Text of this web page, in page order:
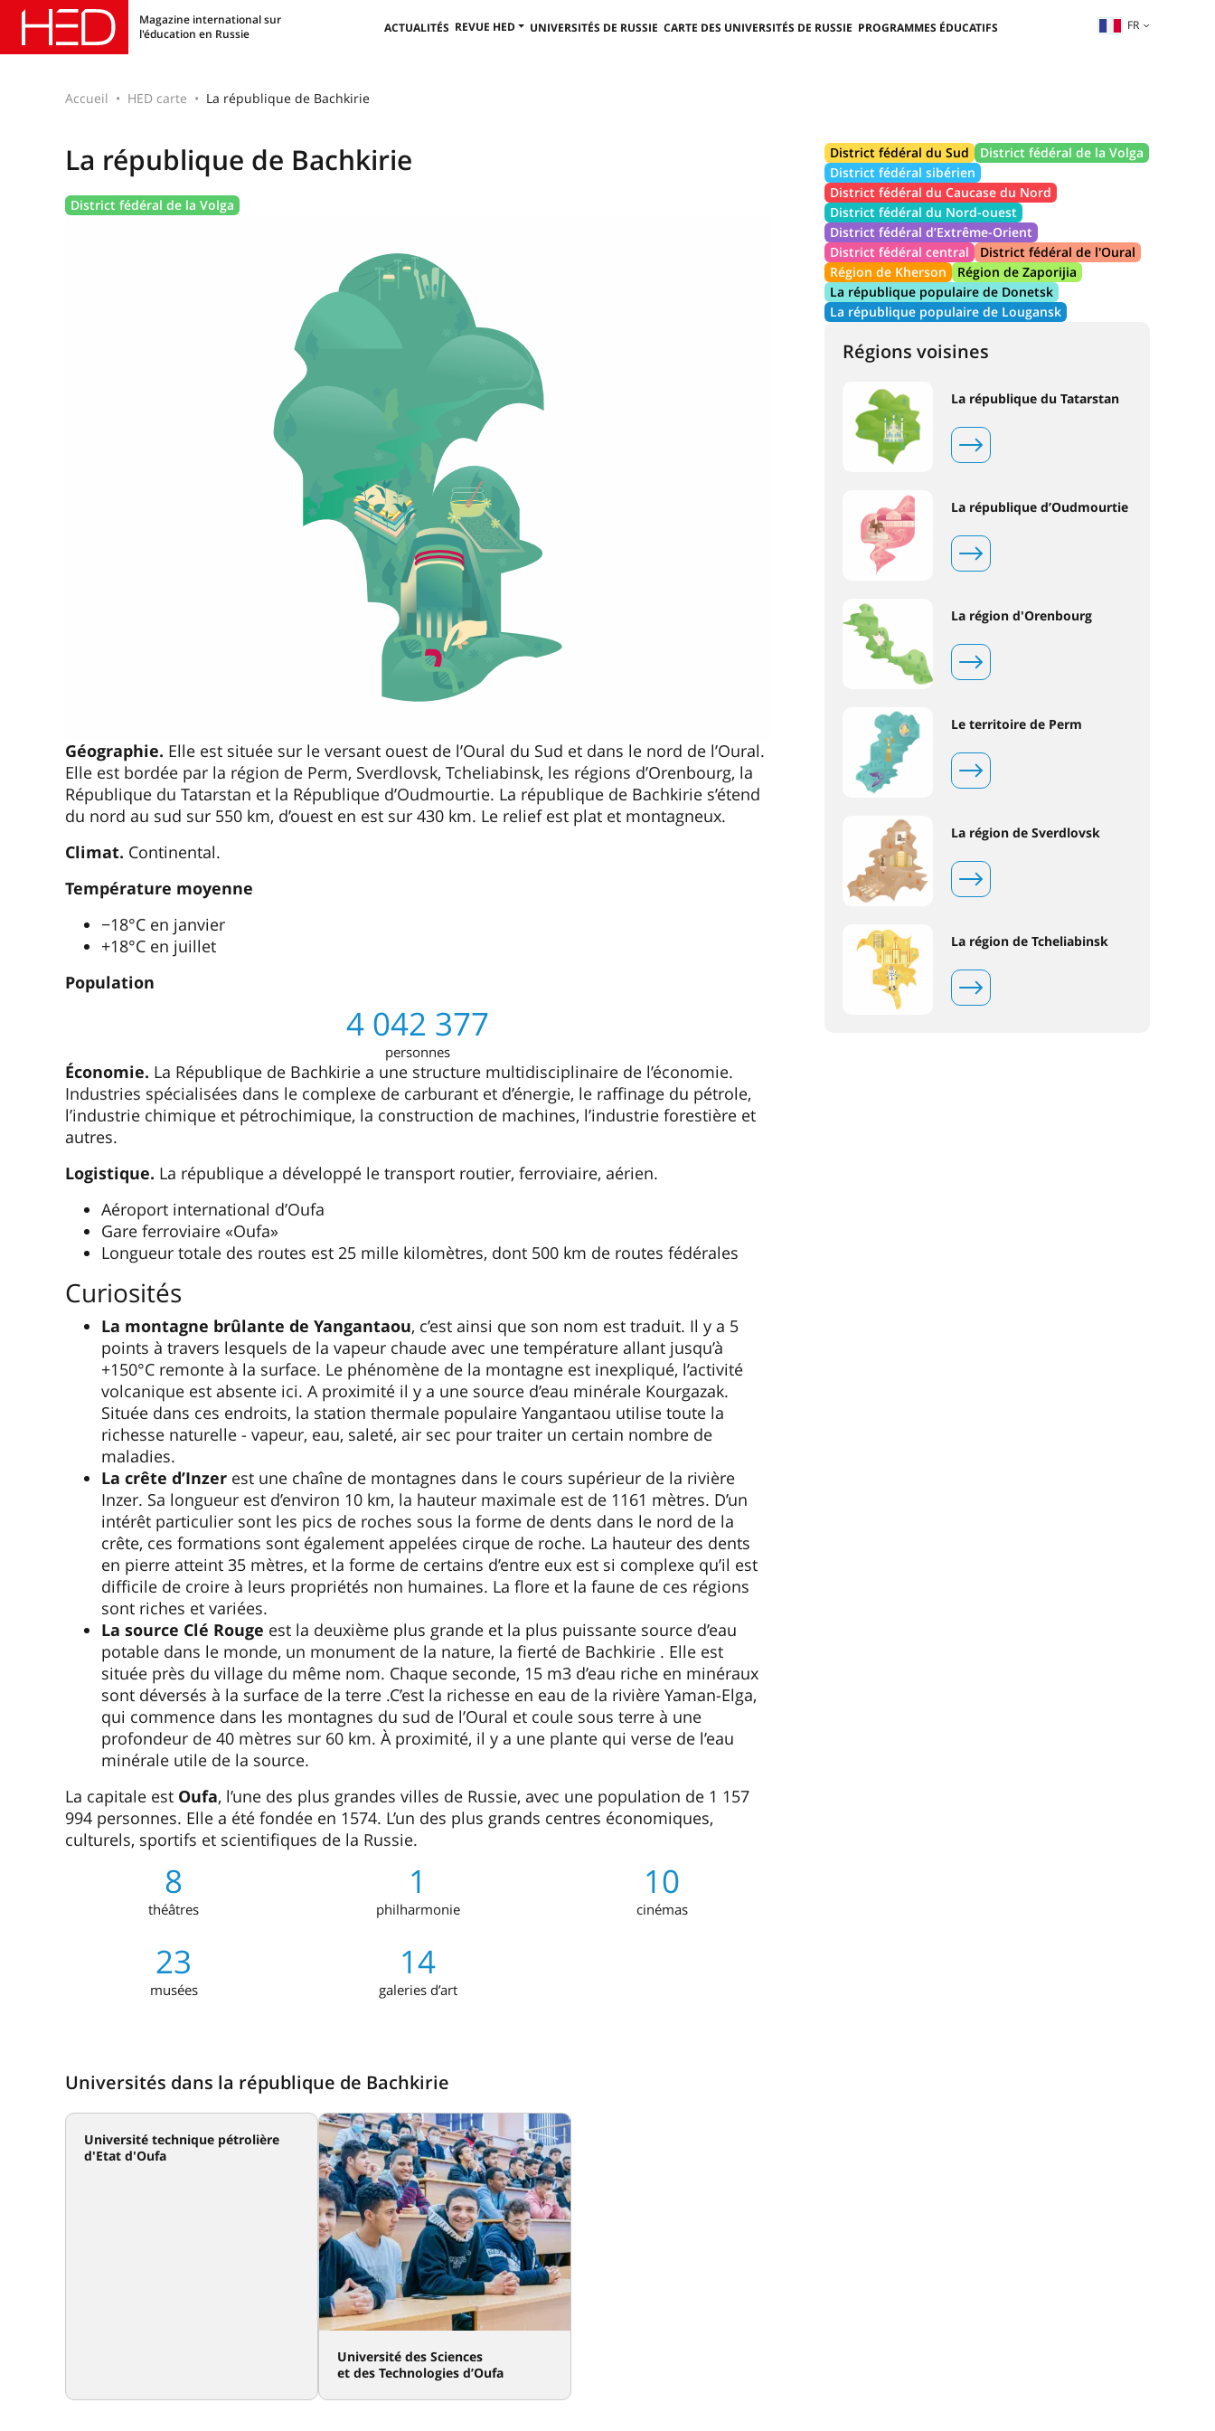
Magazine international sur
l'éducation en Russie
ACTUALITÉS REVUE HED UNIVERSITÉS DE RUSSIE CARTE DES UNIVERSITÉS DE RUSSIE PROGRAMMES ÉDUCATIFS FR
Accueil HED carte La république de Bachkirie
La république de Bachkirie
District fédéral de la Volga
Géographie. Elle est située sur le versant ouest de l’Oural du Sud et dans le nord de l’Oural.
Elle est bordée par la région de Perm, Sverdlovsk, Tcheliabinsk, les régions d’Orenbourg, la
République du Tatarstan et la République d’Oudmourtie. La république de Bachkirie s’étend
du nord au sud sur 550 km, d’ouest en est sur 430 km. Le relief est plat et montagneux.
Climat. Continental.
Température moyenne
−18°C en janvier
+18°C en juillet
Population
4 042 377
personnes
Économie. La République de Bachkirie a une structure multidisciplinaire de l’économie.
Industries spécialisées dans le complexe de carburant et d’énergie, le raffinage du pétrole,
l’industrie chimique et pétrochimique, la construction de machines, l’industrie forestière et
autres.
Logistique. La république a développé le transport routier, ferroviaire, aérien.
Aéroport international d’Oufa
Gare ferroviaire «Oufa»
Longueur totale des routes est 25 mille kilomètres, dont 500 km de routes fédérales
Curiosités
La montagne brûlante de Yangantaou, c’est ainsi que son nom est traduit. Il y a 5
points à travers lesquels de la vapeur chaude avec une température allant jusqu’à
+150°C remonte à la surface. Le phénomène de la montagne est inexpliqué, l’activité
volcanique est absente ici. A proximité il y a une source d’eau minérale Kourgazak.
Située dans ces endroits, la station thermale populaire Yangantaou utilise toute la
richesse naturelle - vapeur, eau, saleté, air sec pour traiter un certain nombre de
maladies.
La crête d’Inzer est une chaîne de montagnes dans le cours supérieur de la rivière
Inzer. Sa longueur est d’environ 10 km, la hauteur maximale est de 1161 mètres. D’un
intérêt particulier sont les pics de roches sous la forme de dents dans le nord de la
crête, ces formations sont également appelées cirque de roche. La hauteur des dents
en pierre atteint 35 mètres, et la forme de certains d’entre eux est si complexe qu’il est
difficile de croire à leurs propriétés non humaines. La flore et la faune de ces régions
sont riches et variées.
La source Clé Rouge est la deuxième plus grande et la plus puissante source d’eau
potable dans le monde, un monument de la nature, la fierté de Bachkirie . Elle est
située près du village du même nom. Chaque seconde, 15 m3 d’eau riche en minéraux
sont déversés à la surface de la terre .C’est la richesse en eau de la rivière Yaman-Elga,
qui commence dans les montagnes du sud de l’Oural et coule sous terre à une
profondeur de 40 mètres sur 60 km. À proximité, il y a une plante qui verse de l’eau
minérale utile de la source.
La capitale est Oufa, l’une des plus grandes villes de Russie, avec une population de 1 157
994 personnes. Elle a été fondée en 1574. L’un des plus grands centres économiques,
culturels, sportifs et scientifiques de la Russie.
8
théâtres
1
philharmonie
10
cinémas
23
musées
14
galeries d’art
District fédéral du Sud
District fédéral de la Volga
District fédéral sibérien
District fédéral du Caucase du Nord
District fédéral du Nord-ouest
District fédéral d’Extrême-Orient
District fédéral central
District fédéral de l'Oural
Région de Kherson
Région de Zaporijia
La république populaire de Donetsk
La république populaire de Lougansk
Régions voisines
La république du Tatarstan
La république d’Oudmourtie
La région d'Orenbourg
Le territoire de Perm
La région de Sverdlovsk
La région de Tcheliabinsk
Universités dans la république de Bachkirie
Université technique pétrolière
d'Etat d'Oufa
Université des Sciences
et des Technologies d’Oufa